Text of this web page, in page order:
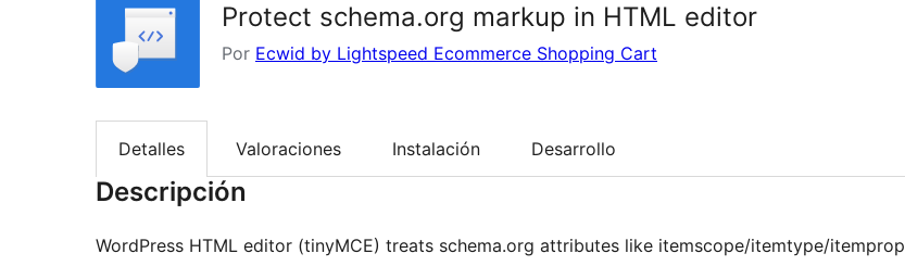
Protect schema.org markup in HTML editor
Por Ecwid by Lightspeed Ecommerce Shopping Cart
Detalles Valoraciones Instalación Desarrollo
Descripción
WordPress HTML editor (tinyMCE) treats schema.org attributes like itemscope/itemtype/itemprop